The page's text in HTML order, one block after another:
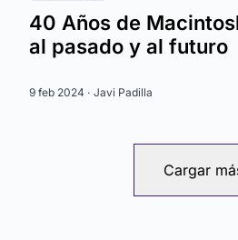
40 Años de
al pasado y al futuro
9 feb 2024 · Javi Padilla
Cargar